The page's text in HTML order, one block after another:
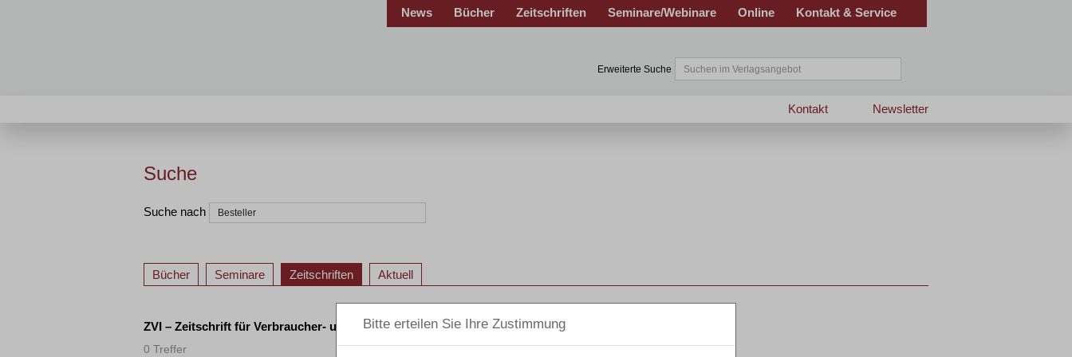
News Bücher Zeitschriften Seminare/Webinare Online Kontakt & Service
Erweiterte Suche
Newsletter
Kontakt
Suche
Suche nach
Bücher Seminare Zeitschriften Aktuell
ZVI – Zeitschrift für Verbraucher- und Privat-Insolvenzrecht
0 Treffer